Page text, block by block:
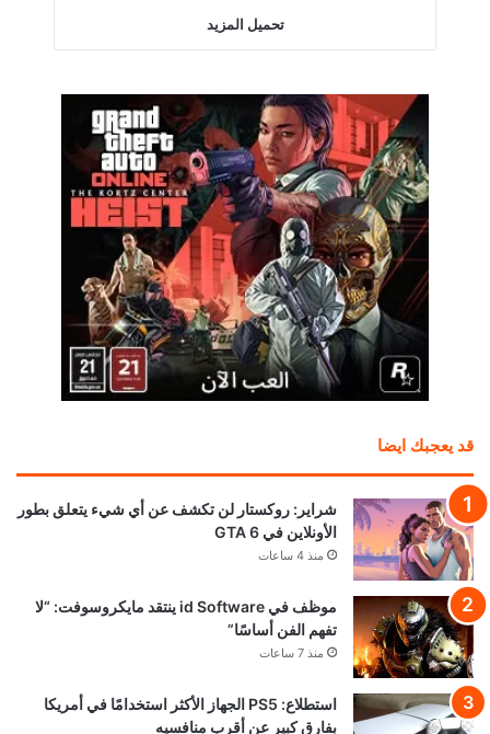
تحميل المزيد
قد يعجبك ايضا
شراير: روكستار لن تكشف عن أي شيء يتعلق بطور
الأونلاين في GTA 6
منذ 4 ساعات
موظف في id Software ينتقد مايكروسوفت: “لا
تفهم الفن أساسًا”
منذ 7 ساعات
استطلاع: PS5 الجهاز الأكثر استخدامًا في أمريكا
بفارق كبير عن أقرب منافسيه